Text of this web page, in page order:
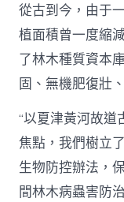
從古到今，由于
植面積曾一度縮
了林木種質資本
固、無機肥復壯
“以夏津黃河故
焦點，我們樹立
生物防控辦法，
間林木病蟲害防